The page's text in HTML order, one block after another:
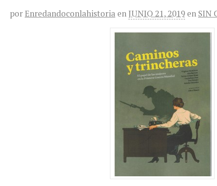
porEnredandoconlahistoria enJUNIO 21, 2019 en SIN